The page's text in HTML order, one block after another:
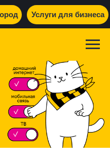
для бизнеса